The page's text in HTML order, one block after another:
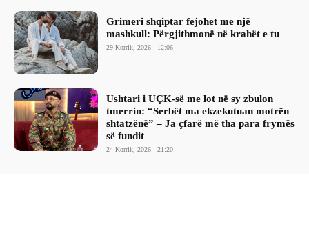
Grimeri shqiptar fejohet me një
mashkull: Përgjithmonë në krahët e tu
29 Korrik, 2026 - 12:06
Ushtari i UÇK-së me lot në sy zbulon
tmerrin: “Serbët ma ekzekutuan motrën
shtatzënë” – Ja çfarë më tha para frymës
së fundit
24 Korrik, 2026 - 21:20